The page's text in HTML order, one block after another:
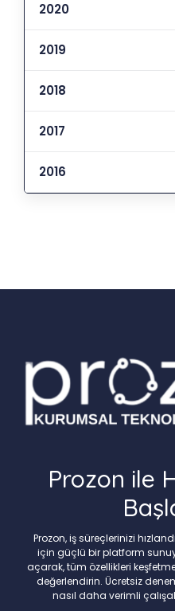
2020
2019
2018
2017
2016
Prozon ile
Prozon, iş süreçlerinizi
için güçlü bir platform
açarak, tüm özellikleri
değerlendirin. Ücretsiz
nasıl daha verimli